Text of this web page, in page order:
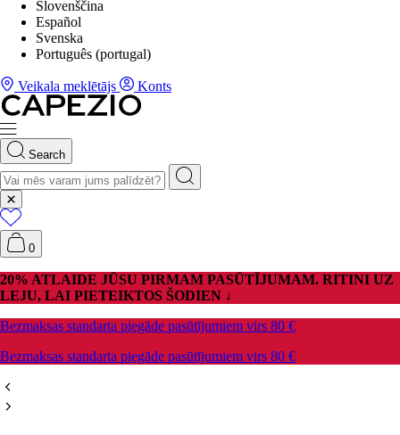
Slovenščina
Español
Svenska
Português (portugal)
Veikala meklētājs Konts
Search
0